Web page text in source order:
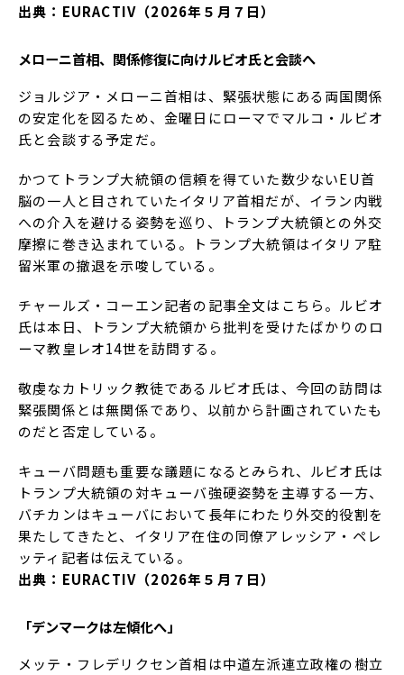
出典：EURACTIV（2026年５月７日）
メローニ首相、関係修復に向けルビオ氏と会談へ
ジョルジア・メローニ首相は、緊張状態にある両国関係
の安定化を図るため、金曜日にローマでマルコ・ルビオ
氏と会談する予定だ。
かつてトランプ大統領の信頼を得ていた数少ないEU首
脳の一人と目されていたイタリア首相だが、イラン内戦
への介入を避ける姿勢を巡り、トランプ大統領との外交
摩擦に巻き込まれている。トランプ大統領はイタリア駐
留米軍の撤退を示唆している。
チャールズ・コーエン記者の記事全文はこちら。ルビオ
氏は本日、トランプ大統領から批判を受けたばかりのロ
ーマ教皇レオ14世を訪問する。
敬虔なカトリック教徒であるルビオ氏は、今回の訪問は
緊張関係とは無関係であり、以前から計画されていたも
のだと否定している。
キューバ問題も重要な議題になるとみられ、ルビオ氏は
トランプ大統領の対キューバ強硬姿勢を主導する一方、
バチカンはキューバにおいて長年にわたり外交的役割を
果たしてきたと、イタリア在住の同僚アレッシア・ペレ
ッティ記者は伝えている。
出典：EURACTIV（2026年５月７日）
「デンマークは左傾化へ」
メッテ・フレデリクセン首相は中道左派連立政権の樹立